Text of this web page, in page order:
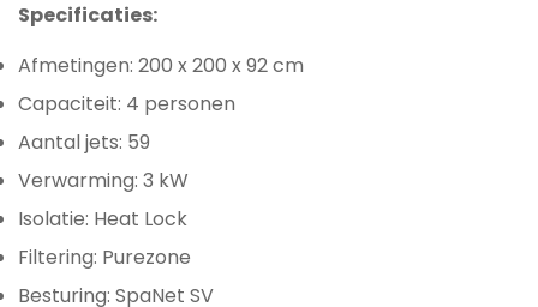
Specificaties:
Afmetingen: 200 x 200 x 92 cm
Capaciteit: 4 personen
Aantal jets: 59
Verwarming: 3 kW
Isolatie: Heat Lock
Filtering: Purezone
Besturing: SpaNet SV